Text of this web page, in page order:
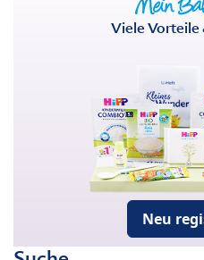
Viele Vorteile
Neu